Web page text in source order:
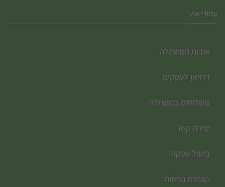
עמודי אתר
אודות המשתלה
דרויאן לעסקים
משלוחים במשתלה
יצירת קשר
ביטול עסקה
הצהרת נגישות